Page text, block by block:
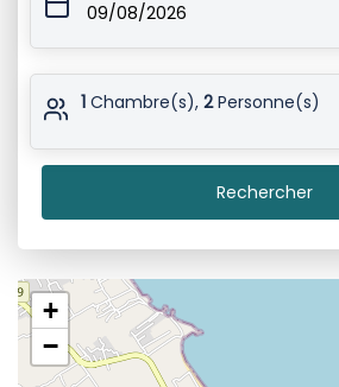
09/08/2026
1 Chambre(s),2Personne(s)
Rechercher
+
−